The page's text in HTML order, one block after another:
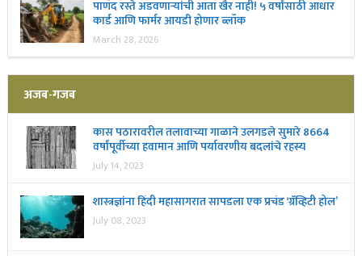
पाणंद रस्ते अडवणाऱ्यांची आता खैर नाही! ५ वर्षांसाठी आधार
कार्ड आणि फार्मर आयडी होणार ब्लॉक
March 28, 2026
अजब-गजब
कास पठारावरील तलावाच्या गाळाने उलगडले सुमारे 8664
वर्षांपूर्वीच्या हवामान आणि पर्यावरणीय बदलांचे रहस्य
July 14, 2023
शास्त्रज्ञांना हिंदी महासागरात सापडला एक प्रचंड ‘ग्रॅव्हिटी होल’
July 08, 2023